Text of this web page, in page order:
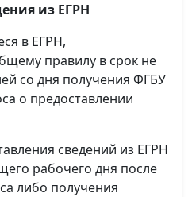
из ЕГРН
в ЕГРН,
правилу в срок не
со дня получения ФГБУ
о предоставлении
сведений из ЕГРН
рабочего дня после
либо получения